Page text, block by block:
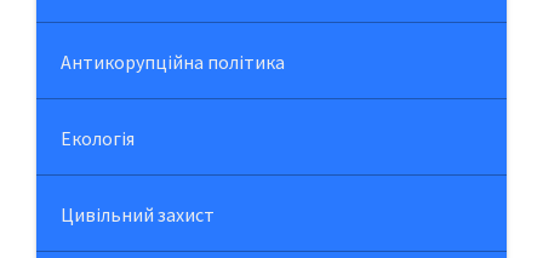
Антикорупційна політика
Екологія
Цивільний захист